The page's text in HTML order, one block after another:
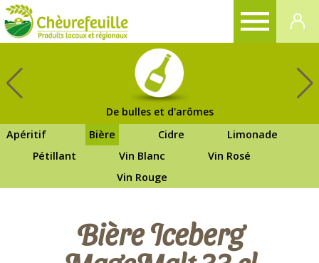
De bulles et d'arômes
Apéritif
Bière Cidre
Limonade
Pétillant
Vin Blanc
Vin Rosé
Vin Rouge
Bière Iceberg